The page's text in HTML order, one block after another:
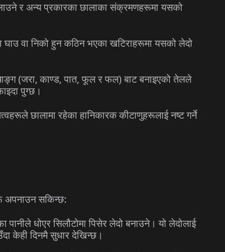
र अन्य प्रकारका छालाका संक्रमणहरूमा यसको
घाउ वा निको हुन कठिन भएका खटिराहरूमा यसको लेदो
(जरा, काण्ड, पात, फूल र फल) बाट बनाइएको तेलले
पुग्छ।
छालामा रहेका हानिकारक कीटाणुहरूलाई नष्ट गर्ने
अपनाउन सकिन्छ:
धोएर सिलौटोमा पिसेर लेदो बनाउने। यो लेदोलाई
केही दिनमै सुधार देखिन्छ।